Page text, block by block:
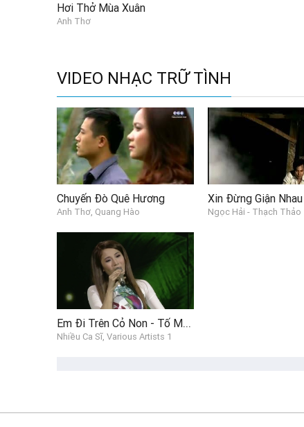
Hơi Thở Mùa Xuân
Anh Thơ
VIDEO NHẠC TRỮ TÌNH
Chuyến Đò Quê Hương
Anh Thơ, Quang Hào
Xin Đừng Giận Nhau
Ngọc Hải - Thạch Thảo
Em Đi Trên Cỏ Non - Tố My (Tôi Là Người Chiến Thắng - The Winner Is 3 - Live 06)
Nhiều Ca Sĩ, Various Artists 1